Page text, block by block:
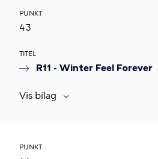
PUNKT
43
TITEL
R11 - Winter Feel Forever
Vis bilag
PUNKT